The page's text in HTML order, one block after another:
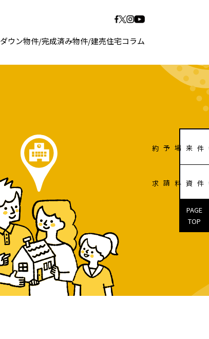
ウン物件/完成済み物件/建売住宅コラム
販売物件来場予約
販売物件資料請求
PAGE
TOP